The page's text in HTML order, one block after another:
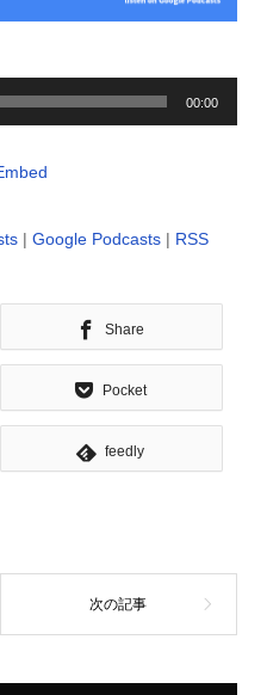
00:00
| Google Podcasts| RSS
Share
Pocket
feedly